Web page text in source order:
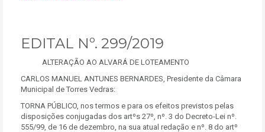
EDITAL Nº. 299/2019
ALTERAÇÃO AO ALVARÁ DE LOTEAMENTO
CARLOS MANUEL ANTUNES BERNARDES, Presidente da Câmara
Municipal de Torres Vedras:
TORNA PÚBLICO, nos termos e para os efeitos previstos pelas
disposições conjugadas dos artºs 27º, nº. 3 do Decreto-Lei nº.
555/99, de 16 de dezembro, na sua atual redação e nº. 8 do artº